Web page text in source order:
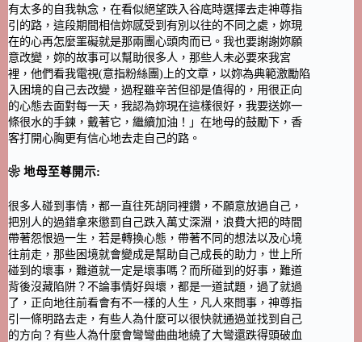
有太多的自我執念，在看似絕望跌入谷底時選擇去走神尊指
引的路，這段期間相信妳感受到有別以往的不同之處，妳現
在的心再怎麼罣礙就是那兩團心頭肉而已。我也要謝謝妳願
意改變，妳的故事可以幫助很多人，那些人未必要來我宮
裡，他們看我電視(意指粉絲團)上的文章，以妳為典範激勵陷
入困境的自己去改變，過程雖辛苦但卻是值得的，用很正向
的心態去面對每一天，我認為妳現在這樣很好，我要送妳一
條很水的手鍊，戴著它，繼續加油！」在地母的鼓勵下，香
客打開心胸更有信心地去走自己的路。
❀ 地母至尊開示:
很多人碰到事情，都一直往死胡同裡鑽，不願意放過自己，
把別人的過錯拿來懲罰自己跌入萬丈深淵，浪費大把的時間
帶著怨恨過一生，若是轉換心態，帶著不同的想法以及心境
往前走，那些困境就會變成是幫助自己成長的助力，世上所
碰到的壞事，難道就一定是壞事嗎？而所碰到的好事，難道
背後沒藏陷阱？不論事情好與壞，都是一道試題，過了就過
了，正向地往前看會有不一樣的人生，凡人來問事，神尊指
引一條明路去走，有些人為什麼可以很快就通過並找到自己
的方向？有些人為什麼會彎彎曲曲地繞了大彎還跌得頭破血